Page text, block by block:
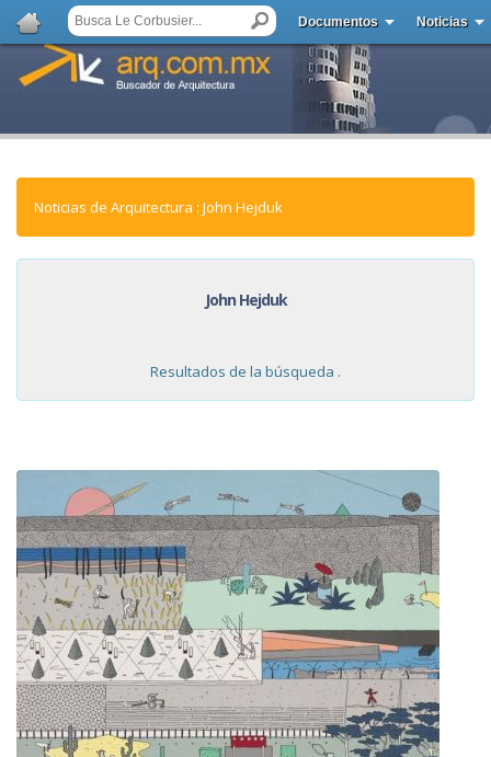
Documentos Noticias
Noticias de Arquitectura : John Hejduk
John Hejduk
Resultados de la búsqueda .